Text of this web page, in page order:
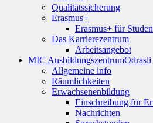
Qualitätssicherung
Erasmus+
Erasmus+ für
Das Karrierezentrum
Arbeitsangebot
MIC AusbildungszentrumOdrasli
Allgemeine info
Räumlichkeiten
Erwachsenenbildung
Einschreibung für
Nachrichten